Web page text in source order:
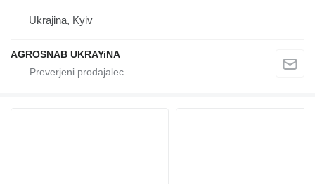
Ukrajina, Kyiv
AGROSNAB UKRAYiNA